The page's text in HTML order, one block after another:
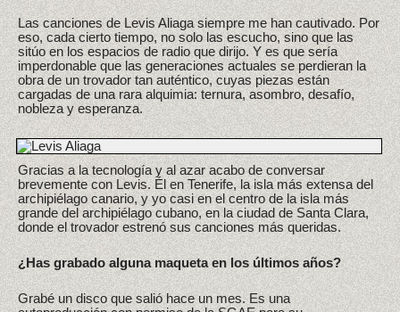
Las canciones de Levis Aliaga siempre me han cautivado. Por
eso, cada cierto tiempo, no solo las escucho, sino que las
sitúo en los espacios de radio que dirijo. Y es que sería
imperdonable que las generaciones actuales se perdieran la
obra de un trovador tan auténtico, cuyas piezas están
cargadas de una rara alquimia: ternura, asombro, desafío,
nobleza y esperanza.
Gracias a la tecnología y al azar acabo de conversar
brevemente con Levis. Él en Tenerife, la isla más extensa del
archipiélago canario, y yo casi en el centro de la isla más
grande del archipiélago cubano, en la ciudad de Santa Clara,
donde el trovador estrenó sus canciones más queridas.
¿Has grabado alguna maqueta en los últimos años?
Grabé un disco que salió hace un mes. Es una